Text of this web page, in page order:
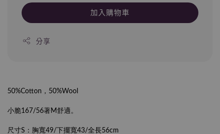
加入購物車
分享
50%Cotton，50%Wool
小脆167/56著M舒適。
尺寸S：胸寬49/下擺寬43/全長56cm